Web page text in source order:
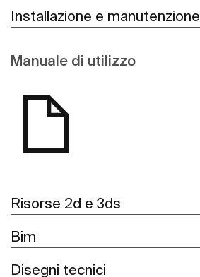
Installazione e manutenzione
Manuale di utilizzo
Risorse 2d e 3ds
Bim
Disegni tecnici